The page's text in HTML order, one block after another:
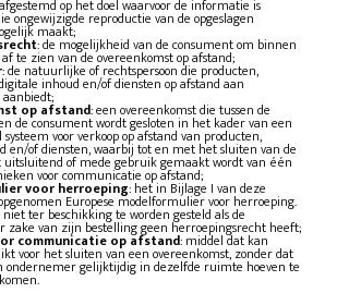
op het doel waarvoor de informatie is
ongewijzigde reproductie van de opgeslagen
maakt;
: de mogelijkheid van de consument om binnen
te zien van de overeenkomst op afstand;
: de natuurlijke of rechtspersoon die producten,
inhoud en/of diensten op afstand aan
op afstand: een overeenkomst die tussen de
de consument wordt gesloten in het kader van een
voor verkoop op afstand van producten,
en/of diensten, waarbij tot en met het sluiten van de
uitsluitend of mede gebruik gemaakt wordt van één
voor communicatie op afstand;
voor herroeping: het in Bijlage I van deze
Europese modelformulier voor herroeping.
ter beschikking te worden gesteld als de
zake van zijn bestelling geen herroepingsrecht heeft;
communicatie op afstand: middel dat kan
voor het sluiten van een overeenkomst, zonder dat
ondernemer gelijktijdig in dezelfde ruimte hoeven te